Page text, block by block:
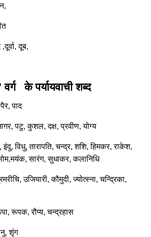
दूब,
वर्ग के पर्यायवाची शब्द
पाद
पटु, कुशल, दक्ष, प्रवीण, योग्य
इंदु, विधु, तारापति, चन्द्र, शशि, हिमकर, राकेश,
सारंग, सुधाकर, कलानिधि
उजियारी, कौमुदी, ज्योत्स्ना, चन्द्रिका,
रूपक, रौप्य, चन्द्रहास
शृंग